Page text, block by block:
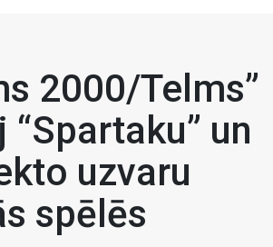
2000/Telms”
“Spartaku” un
uzvaru
spēlēs